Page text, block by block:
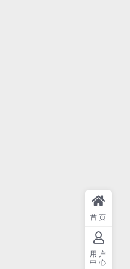
首页
用户
中心